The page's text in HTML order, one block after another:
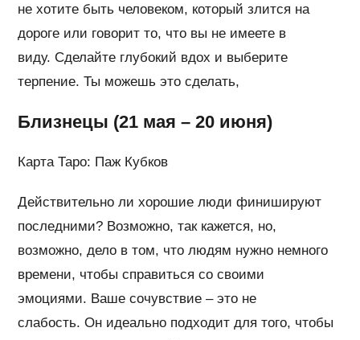
не хотите быть человеком, который злится на
дороге или говорит то, что вы не имеете в
виду. Сделайте глубокий вдох и выберите
терпение. Ты можешь это сделать,
Близнецы (21 мая – 20 июня)
Карта Таро: Паж Кубков
Действительно ли хорошие люди финишируют
последними? Возможно, так кажется, но,
возможно, дело в том, что людям нужно немного
времени, чтобы справиться со своими
эмоциями. Ваше сочувствие – это не
слабость. Он идеально подходит для того, чтобы